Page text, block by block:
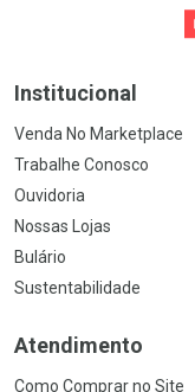
Institucional
Venda No Marketplace
Trabalhe Conosco
Ouvidoria
Nossas Lojas
Bulário
Sustentabilidade
Atendimento
Como Comprar no Site